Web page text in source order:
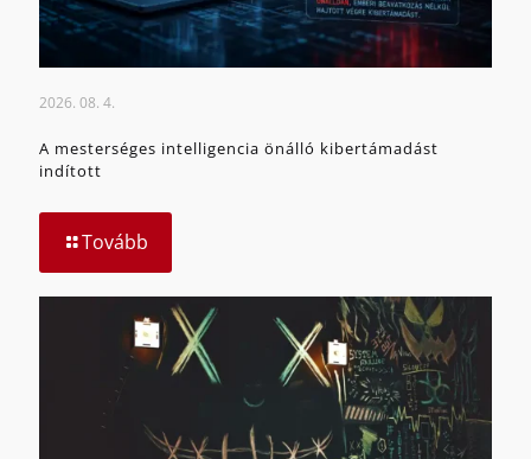
2026. 08. 4.
A mesterséges intelligencia önálló kibertámadást
indított
Tovább